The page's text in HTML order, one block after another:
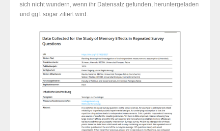
sich nicht wundern, wenn ihr Datensatz gefunden, heruntergeladen
und ggf. sogar zitiert wird.